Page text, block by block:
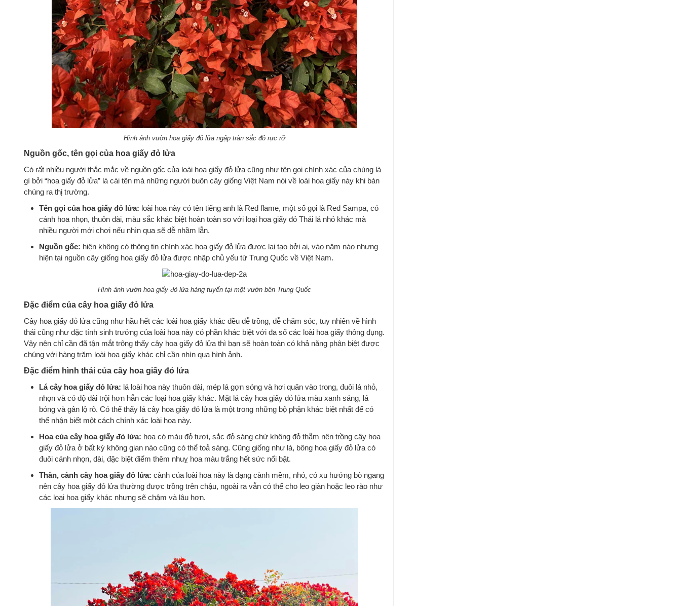
Hình ảnh vườn hoa giấy đỏ lửa ngập tràn sắc đỏ rực rỡ
Nguồn gốc, tên gọi của hoa giấy đỏ lửa
Có rất nhiều người thắc mắc về nguồn gốc của loài hoa giấy đỏ lửa cũng như tên gọi chính xác của chúng là
gì bởi “hoa giấy đỏ lửa” là cái tên mà những người buôn cây giống Việt Nam nói về loài hoa giấy này khi bán
chúng ra thị trường.
Tên gọi của hoa giấy đỏ lửa: loài hoa này có tên tiếng anh là Red flame, một số gọi là Red Sampa, có
cánh hoa nhọn, thuôn dài, màu sắc khác biệt hoàn toàn so với loại hoa giấy đỏ Thái lá nhỏ khác mà
nhiều người mới chơi nếu nhìn qua sẽ dễ nhầm lẫn.
Nguồn gốc: hiện không có thông tin chính xác hoa giấy đỏ lửa được lai tạo bởi ai, vào năm nào nhưng
hiện tại nguồn cây giống hoa giấy đỏ lửa được nhập chủ yếu từ Trung Quốc về Việt Nam.
Hình ảnh vườn hoa giấy đỏ lửa hàng tuyển tại một vườn bên Trung Quốc
Đặc điểm của cây hoa giấy đỏ lửa
Cây hoa giấy đỏ lửa cũng như hầu hết các loài hoa giấy khác đều dễ trồng, dễ chăm sóc, tuy nhiên về hình
thái cũng như đặc tính sinh trưởng của loài hoa này có phần khác biệt với đa số các loài hoa giấy thông dụng.
Vậy nên chỉ cần đã tận mắt trông thấy cây hoa giấy đỏ lửa thì bạn sẽ hoàn toàn có khả năng phân biệt được
chúng với hàng trăm loài hoa giấy khác chỉ cần nhìn qua hình ảnh.
Đặc điểm hình thái của cây hoa giấy đỏ lửa
Lá cây hoa giấy đỏ lửa: lá loài hoa này thuôn dài, mép lá gợn sóng và hơi quăn vào trong, đuôi lá nhỏ,
nhọn và có độ dài trội hơn hẳn các loại hoa giấy khác. Mặt lá cây hoa giấy đỏ lửa màu xanh sáng, lá
bóng và gân lộ rõ. Có thể thấy lá cây hoa giấy đỏ lửa là một trong những bộ phận khác biệt nhất để có
thể nhận biết một cách chính xác loài hoa này.
Hoa của cây hoa giấy đỏ lửa: hoa có màu đỏ tươi, sắc đỏ sáng chứ không đỏ thẫm nên trồng cây hoa
giấy đỏ lửa ở bất kỳ không gian nào cũng có thể toả sáng. Cũng giống như lá, bông hoa giấy đỏ lửa có
đuôi cánh nhọn, dài, đặc biệt điểm thêm nhuỵ hoa màu trắng hết sức nổi bật.
Thân, cành cây hoa giấy đỏ lửa: cành của loài hoa này là dạng cành mềm, nhỏ, có xu hướng bò ngang
nên cây hoa giấy đỏ lửa thường được trồng trên chậu, ngoài ra vẫn có thể cho leo giàn hoặc leo rào như
các loại hoa giấy khác nhưng sẽ chậm và lâu hơn.